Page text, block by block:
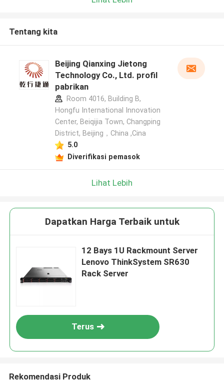
Tentang kita
Beijing Qianxing Jietong
Technology Co., Ltd. profil
pabrikan
Room 4016, Building B,
Hongfu International Innovation
Center, Beiqijia Town, Changping
District, Beijing，China ,Cina
5.0
Diverifikasi pemasok
Lihat Lebih
Dapatkan Harga Terbaik untuk
12 Bays 1U Rackmount Server
Lenovo ThinkSystem SR630
Rack Server
Terus
Rekomendasi Produk